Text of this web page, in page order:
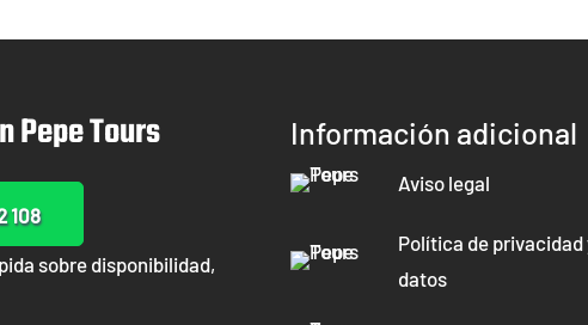
Pepe Tours
108
sobre disponibilidad,
Información adicional
Aviso legal
Política de
datos